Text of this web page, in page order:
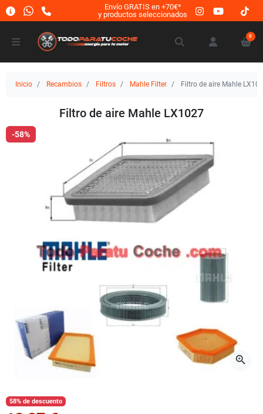
Envío GRATIS en +70€*
y productos seleccionados
0
Inicio Recambios Filtros Mahle Filter Filtro de aire Mahle
Filtro de aire Mahle LX1027
-58%
zoom_in
58% de descuento